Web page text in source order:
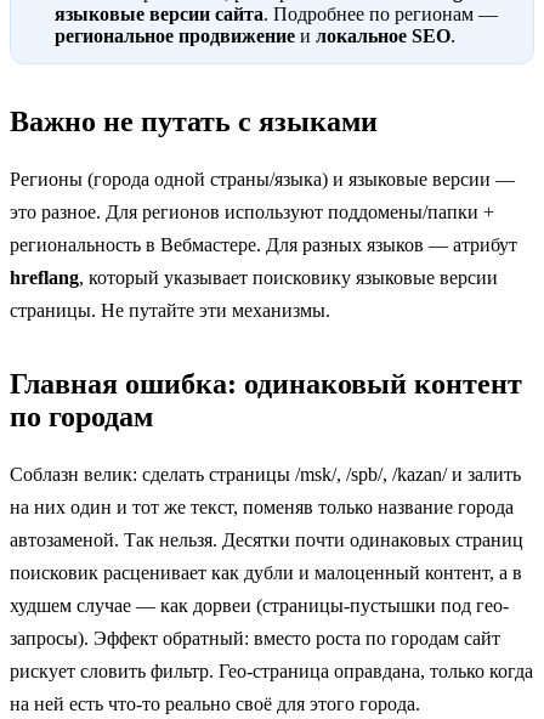
языковые версии сайта. Подробнее по регионам —
региональное продвижение и локальное SEO.
Важно не путать с языками
Регионы (города одной страны/языка) и языковые версии —
это разное. Для регионов используют поддомены/папки +
региональность в Вебмастере. Для разных языков — атрибут
hreflang, который указывает поисковику языковые версии
страницы. Не путайте эти механизмы.
Главная ошибка: одинаковый контент
по городам
Соблазн велик: сделать страницы /msk/, /spb/, /kazan/ и залить
на них один и тот же текст, поменяв только название города
автозаменой. Так нельзя. Десятки почти одинаковых страниц
поисковик расценивает как дубли и малоценный контент, а в
худшем случае — как дорвеи (страницы-пустышки под гео-
запросы). Эффект обратный: вместо роста по городам сайт
рискует словить фильтр. Гео-страница оправдана, только когда
на ней есть что-то реально своё для этого города.